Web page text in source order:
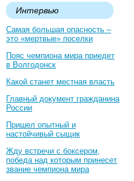
Интервью
Самая большая опасность –
это «мертвые» поселки
Пояс чемпиона мира приедет
в Волгодонск
Какой станет местная власть
Главный документ гражданина
России
Пришел опытный и
настойчивый сыщик
Жду встречи с боксером,
победа над которым принесет
звание чемпиона мира